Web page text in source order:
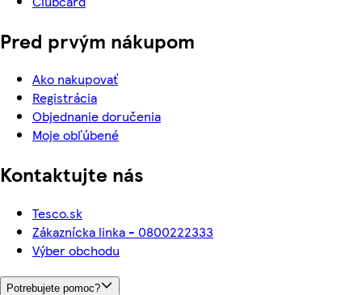
Pred prvým nákupom
Ako nakupovať
Registrácia
Objednanie doručenia
Moje obľúbené
Kontaktujte nás
Tesco.sk
Zákaznícka linka - 0800222333
Výber obchodu
Potrebujete pomoc?